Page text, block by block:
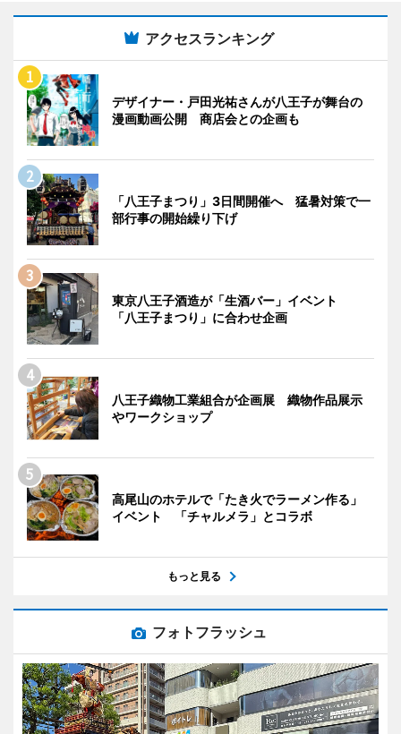
アクセスランキング
デザイナー・戸田光祐さんが八王子が舞台の
漫画動画公開 商店会との企画も
「八王子まつり」3日間開催へ 猛暑対策で一
部行事の開始繰り下げ
東京八王子酒造が「生酒バー」イベント
「八王子まつり」に合わせ企画
八王子織物工業組合が企画展 織物作品展示
やワークショップ
高尾山のホテルで「たき火でラーメン作る」
イベント 「チャルメラ」とコラボ
もっと見る
フォトフラッシュ